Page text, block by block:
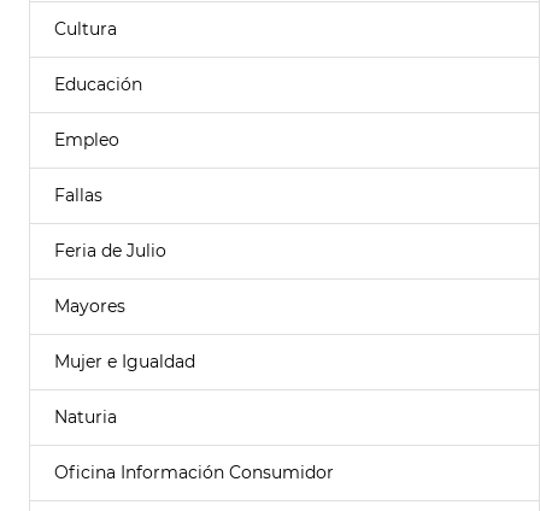
Cultura
Educación
Empleo
Fallas
Feria de Julio
Mayores
Mujer e Igualdad
Naturia
Oficina Información Consumidor